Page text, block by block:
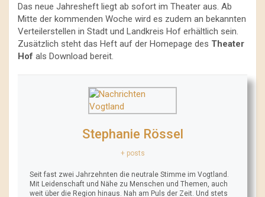
Das neue Jahresheft liegt ab sofort im Theater aus. Ab
Mitte der kommenden Woche wird es zudem an bekannten
Verteilerstellen in Stadt und Landkreis Hof erhältlich sein.
Zusätzlich steht das Heft auf der Homepage des Theater
Hof als Download bereit.
Stephanie Rössel
+ posts
Seit fast zwei Jahrzehnten die neutrale Stimme im Vogtland.
Mit Leidenschaft und Nähe zu Menschen und Themen, auch
weit über die Region hinaus. Nah am Puls der Zeit. Und stets